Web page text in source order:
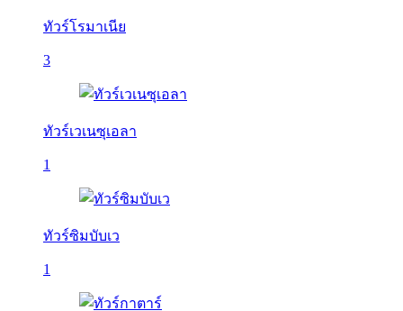
ทัวร์โรมาเนีย
3
ทัวร์เวเนซุเอลา
1
ทัวร์ซิมบับเว
1